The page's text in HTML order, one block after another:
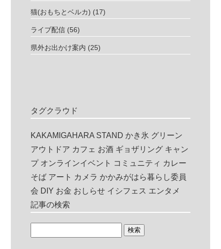
猫(おもちとベルカ) (17)
ライブ配信 (56)
県外お出かけ案内 (25)
タグクラウド
KAKAMIGAHARA STAND かき氷 グリーン
アウトドア カフェ お酒 ギョザリング キャン
プ オンラインイベント コミュニティ カレー
そば アート カメラ かかみがはら暮らし委員
会 DIY お金 おしらせ イシフェス エンタメ
記事の検索